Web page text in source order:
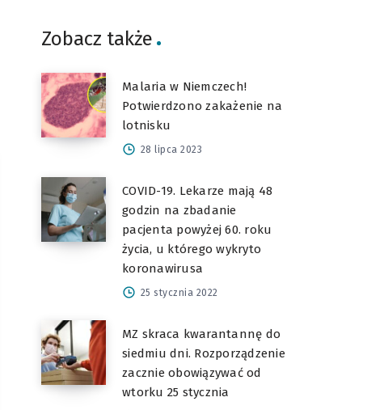
Zobacz także
Malaria w Niemczech!
Potwierdzono zakażenie na
lotnisku
28 lipca 2023
COVID-19. Lekarze mają 48
godzin na zbadanie
pacjenta powyżej 60. roku
życia, u którego wykryto
koronawirusa
25 stycznia 2022
MZ skraca kwarantannę do
siedmiu dni. Rozporządzenie
zacznie obowiązywać od
wtorku 25 stycznia